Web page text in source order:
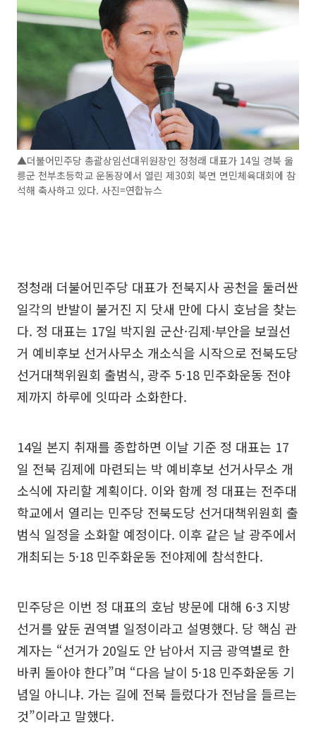
▲더불어민주당 총괄상임선대위원장인 정청래 대표가 14일 경북 울
릉군 천부초등학교 운동장에서 열린 제30회 북면 면민체육대회에 참
석해 축사하고 있다. 사진=연합뉴스
정청래 더불어민주당 대표가 전북지사 공천을 둘러싼
일각의 반발이 불거진 지 닷새 만에 다시 호남을 찾는
다. 정 대표는 17일 박지원 군산·김제·부안을 보궐선
거 예비후보 선거사무소 개소식을 시작으로 전북도당
선거대책위원회 출범식, 광주 5·18 민주화운동 전야
제까지 하루에 잇따라 소화한다.
14일 본지 취재를 종합하면 이날 기준 정 대표는 17
일 전북 김제에 마련되는 박 예비후보 선거사무소 개
소식에 자리할 계획이다. 이와 함께 정 대표는 전주대
학교에서 열리는 민주당 전북도당 선거대책위원회 출
범식 일정을 소화할 예정이다. 이후 같은 날 광주에서
개최되는 5·18 민주화운동 전야제에 참석한다.
민주당은 이번 정 대표의 호남 방문에 대해 6·3 지방
선거를 앞둔 권역별 일정이라고 설명했다. 당 핵심 관
계자는 “선거가 20일도 안 남아서 지금 광역별로 한
바퀴 돌아야 한다”며 “다음 날이 5·18 민주화운동 기
념일 아니냐. 가는 길에 전북 들렀다가 전남을 들르는
것”이라고 말했다.